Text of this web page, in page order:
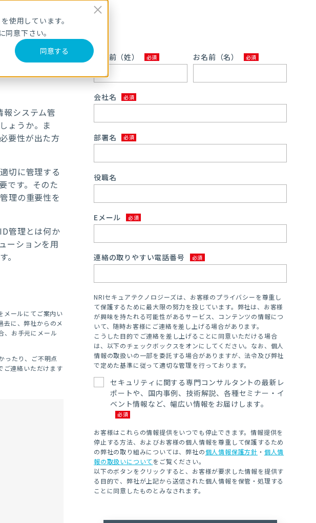
使用しています。
意下さい。
同意する
報システム管
ょうか。ま
要性が出た方
切に管理する
です。そのた
理の重要性を
管理とは何か
ーションを用
。
メールにてご案内い
去に、弊社からのメ
、お手元にメール
ったり、ご不明点
ご連絡いただけます
お名前（姓） お名前（名）
会社名
部署名
役職名
Eメール
連絡の取りやすい電話番号
NRIセキュアテクノロジーズは、お客様のプライバシーを尊重し
て保護するために最大限の努力を投じています。弊社は、お客様
が興味を持たれる可能性があるサービス、コンテンツの情報につ
いて、随時お客様にご連絡を差し上げる場合があります。
こうした目的でご連絡を差し上げることに同意いただける場合
は、以下のチェックボックスをオンにしてください。なお、個人
情報の取扱いの一部を委託する場合がありますが、法令及び弊社
で定めた基準に従って適切な管理を行っております。
セキュリティに関する専門コンサルタントの最新レ
ポートや、国内事例、技術解説、各種セミナー・イ
ベント情報など、幅広い情報をお届けします。
お客様はこれらの情報提供をいつでも停止できます。情報提供を
停止する方法、およびお客様の個人情報を尊重して保護するため
の弊社の取り組みについては、弊社の個人情報保護方針 ・ 個人情
報の取扱いについてをご覧ください。
以下のボタンをクリックすると、お客様が要求した情報を提供す
る目的で、弊社が上記から送信された個人情報を保管・処理する
ことに同意したものとみなされます。